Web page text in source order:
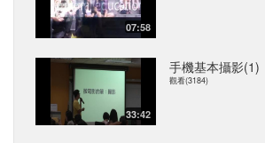
07:58
33:42
手機基本攝影(1)
觀看(3184)